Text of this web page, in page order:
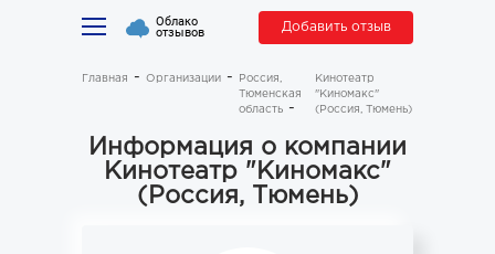
Облако
отзывов Добавить отзыв
Главная Организации
Россия,
Тюменская
область
Кинотеатр
"Киномакс"
(Россия, Тюмень)
Информация о компании
Кинотеатр "Киномакс"
(Россия, Тюмень)